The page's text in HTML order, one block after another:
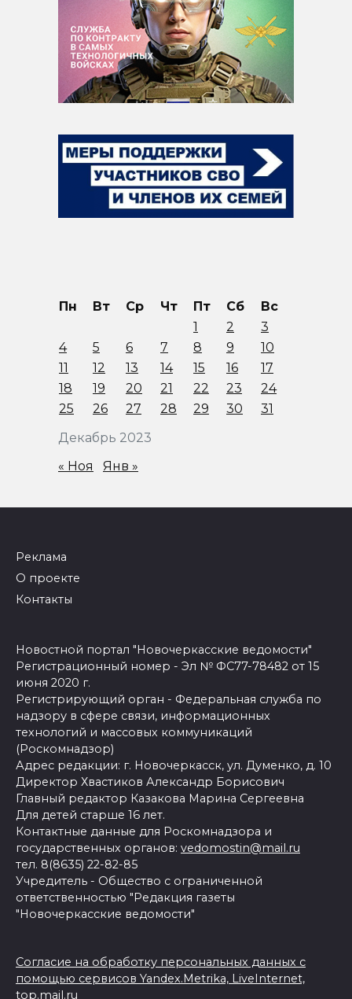
Декабрь 2023
Пн Вт Ср Чт Пт Сб
Вс
1
2
3
4
5 6 7 8 9
10
11
12 13 14 15 16
17
18
19 20 21 22 23
24
25
26 27 28 29 30 31
« Ноя Янв »
Реклама
О проекте
Контакты
Новостной портал "Новочеркасские ведомости"
Регистрационный номер - Эл № ФС77-78482 от 15
июня 2020 г.
Регистрирующий орган - Федеральная служба по
надзору в сфере связи, информационных
технологий и массовых коммуникаций
(Роскомнадзор)
Адрес редакции: г. Новочеркасск, ул. Думенко, д. 10
Директор Хвастиков Александр Борисович
Главный редактор Казакова Марина Сергеевна
Для детей старше 16 лет.
Контактные данные для Роскомнадзора и
государственных органов: vedomostin@mail.ru
тел. 8(8635) 22-82-85
Учредитель - Общество с ограниченной
ответственностью "Редакция газеты
"Новочеркасские ведомости"
Согласие на обработку персональных данных с
помощью сервисов Yandex.Metrika, LiveInternet,
top.mail.ru